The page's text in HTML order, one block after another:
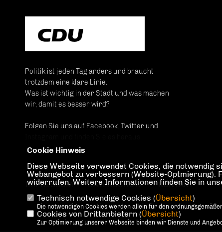
Politik ist jeden Tag anders und braucht
trotzdem eine klare Linie.
Was ist wichtig in der Stadt und was machen
wir, damit es besser wird?
Folgen Sie uns auf Facebook, Twitter und
IMPRESSUM DATENSCHUTZ KONTAKT
Cookie Hinweis
Diese Webseite verwendet Cookies, die notwendig
Webangebot zu verbessern (Website-
widerrufen. Weitere Informationen finden Sie in
Technisch notwendige Cookies (Übersicht)
Die notwendigen Cookies werden allein für den
Cookies von Drittanbietern (Übersicht)
Zur Optimierung unserer Webseite binden wir Dienste und